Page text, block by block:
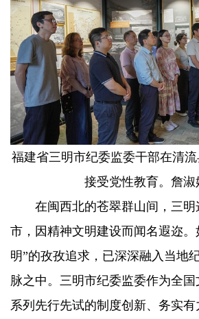
福建省三明市纪委监委干部在清
接受党性教育。詹淑
在闽西北的苍翠群山间，三明
市，因精神文明建设而闻名遐迩。
明”的孜孜追求，已深深融入当地
脉之中。三明市纪委监委作为全
系列先行先试的制度创新、务实